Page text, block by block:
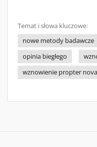
Temat i słowa kluczowe:
nowe metody badawcze
opinia biegłego
wznowienie propter nova